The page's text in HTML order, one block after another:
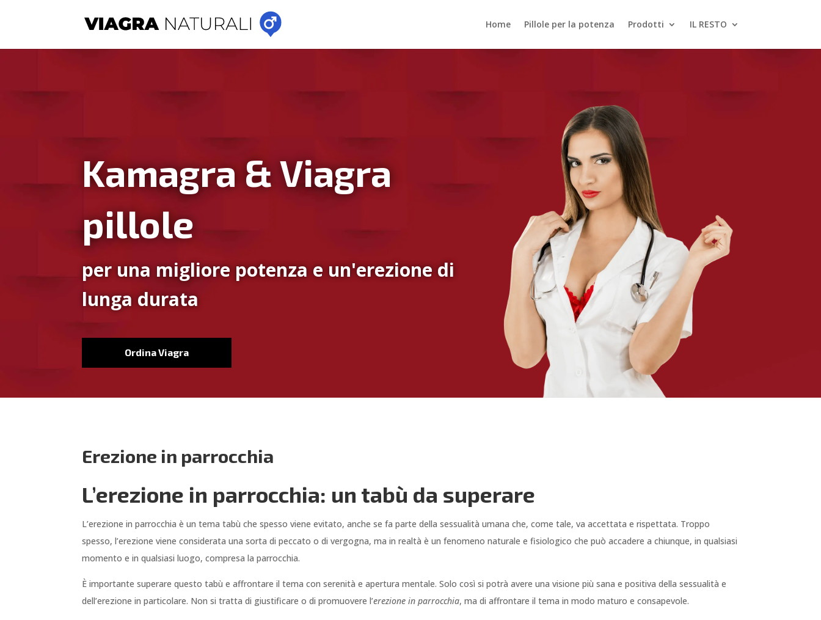
Home Pillole per la potenza Prodotti IL RESTO
Kamagra & Viagra
pillole
per una migliore potenza e un'erezione di
lunga durata
Ordina Viagra
Erezione in parrocchia
L’erezione in parrocchia: un tabù da superare
L’erezione in parrocchia è un tema tabù che spesso viene evitato, anche se fa parte della sessualità umana che, come tale, va accettata e rispettata. Troppo
spesso, l’erezione viene considerata una sorta di peccato o di vergogna, ma in realtà è un fenomeno naturale e fisiologico che può accadere a chiunque, in qualsiasi
momento e in qualsiasi luogo, compresa la parrocchia.
È importante superare questo tabù e affrontare il tema con serenità e apertura mentale. Solo così si potrà avere una visione più sana e positiva della sessualità e
dell’erezione in particolare. Non si tratta di giustificare o di promuovere l’erezione in parrocchia, ma di affrontare il tema in modo maturo e consapevole.